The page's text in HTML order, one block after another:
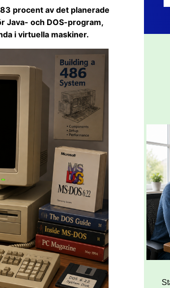
procent av det planerade
Java- och DOS-program,
i virtuella maskiner.